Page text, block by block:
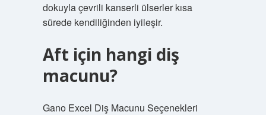
dokuyla çevrili kanserli ülserler kısa
sürede kendiliğinden iyileşir.
Aft için hangi diş
macunu?
Gano Excel Diş Macunu Seçenekleri